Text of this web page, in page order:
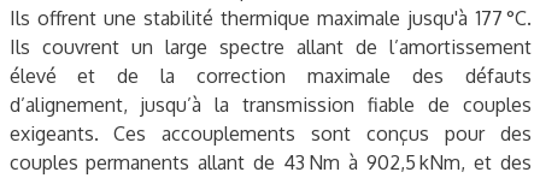
Ils offrent une stabilité thermique maximale jusqu'à 177 °C.
Ils couvrent un large spectre allant de l’amortissement
élevé et de la correction maximale des défauts
d’alignement, jusqu’à la transmission fiable de couples
exigeants. Ces accouplements sont conçus pour des
couples permanents allant de 43 Nm à 902,5 kNm, et des